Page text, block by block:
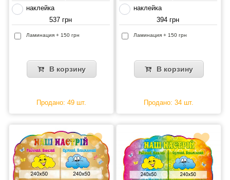
наклейка
537 грн
Ламинация + 150 грн
В корзину
Продано: 49 шт.
наклейка
394 грн
Ламинация + 150 грн
В корзину
Продано: 34 шт.